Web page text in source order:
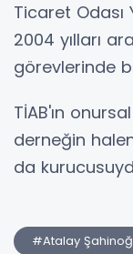
Ticaret Odası
2004 yılları
görevlerinde
TİAB'ın
derneğin
da
#Atalay